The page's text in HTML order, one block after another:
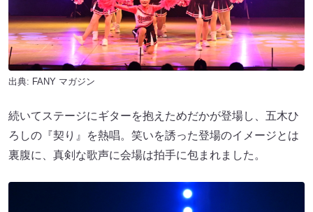
出典: FANY マガジン
続いてステージにギターを抱えためだかが登場し、五木ひ
ろしの『契り』を熱唱。笑いを誘った登場のイメージとは
裏腹に、真剣な歌声に会場は拍手に包まれました。